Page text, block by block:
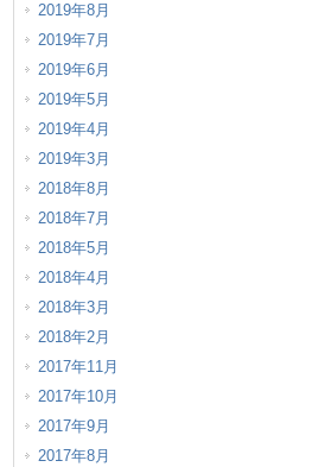
2019年8月
2019年7月
2019年6月
2019年5月
2019年4月
2019年3月
2018年8月
2018年7月
2018年5月
2018年4月
2018年3月
2018年2月
2017年11月
2017年10月
2017年9月
2017年8月